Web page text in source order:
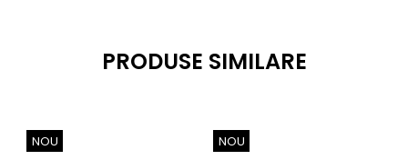
PRODUSE SIMILARE
NOU NOU